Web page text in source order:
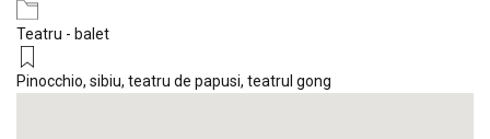
Teatru - balet
Pinocchio, sibiu, teatru de papusi, teatrul gong